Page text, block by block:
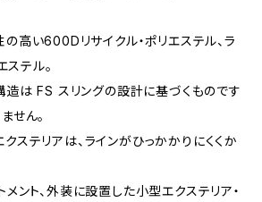
高い600Dリサイクル・ポリエステル、ラ
テル。
は FS スリングの設計に基づくものです
せん。
ステリアは、ラインがひっかかりにくくか
メント、外装に設置した小型エクステリア・